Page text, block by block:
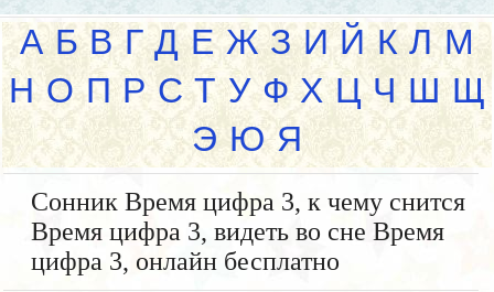
А Б В Г Д Е Ж З И Й К Л М
Н О П Р С Т У Ф Х Ц Ч Ш Щ
Э Ю Я
Сонник Время цифра 3, к чему снится
Время цифра 3, видеть во сне Время
цифра 3, онлайн бесплатно